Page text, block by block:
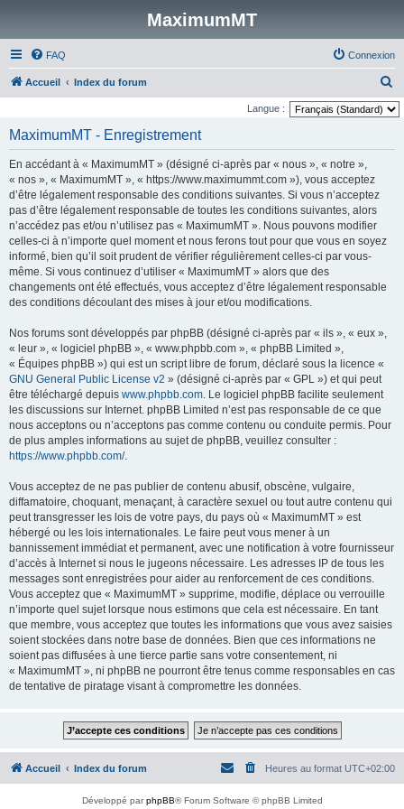
MaximumMT
FAQ Connexion
Accueil Index du forum
e
Langue :
MaximumMT - Enregistrement
En accédant à « MaximumMT » (désigné ci-après par « nous », « notre »,
« nos », « MaximumMT », « https://www.maximummt.com »), vous acceptez
d’être légalement responsable des conditions suivantes. Si vous n’acceptez
pas d’être légalement responsable de toutes les conditions suivantes, alors
n’accédez pas et/ou n’utilisez pas « MaximumMT ». Nous pouvons modifier
celles-ci à n’importe quel moment et nous ferons tout pour que vous en soyez
informé, bien qu’il soit prudent de vérifier régulièrement celles-ci par vous-
même. Si vous continuez d’utiliser « MaximumMT » alors que des
changements ont été effectués, vous acceptez d’être légalement responsable
des conditions découlant des mises à jour et/ou modifications.
Nos forums sont développés par phpBB (désigné ci-après par « ils », « eux »,
« leur », « logiciel phpBB », « www.phpbb.com », « phpBB Limited »,
« Équipes phpBB ») qui est un script libre de forum, déclaré sous la licence «
GNU General Public License v2 » (désigné ci-après par « GPL ») et qui peut
être téléchargé depuis www.phpbb.com. Le logiciel phpBB facilite seulement
les discussions sur Internet. phpBB Limited n’est pas responsable de ce que
nous acceptons ou n’acceptons pas comme contenu ou conduite permis. Pour
de plus amples informations au sujet de phpBB, veuillez consulter :
https://www.phpbb.com/.
Vous acceptez de ne pas publier de contenu abusif, obscène, vulgaire,
diffamatoire, choquant, menaçant, à caractère sexuel ou tout autre contenu qui
peut transgresser les lois de votre pays, du pays où « MaximumMT » est
hébergé ou les lois internationales. Le faire peut vous mener à un
bannissement immédiat et permanent, avec une notification à votre fournisseur
d’accès à Internet si nous le jugeons nécessaire. Les adresses IP de tous les
messages sont enregistrées pour aider au renforcement de ces conditions.
Vous acceptez que « MaximumMT » supprime, modifie, déplace ou verrouille
n’importe quel sujet lorsque nous estimons que cela est nécessaire. En tant
que membre, vous acceptez que toutes les informations que vous avez saisies
soient stockées dans notre base de données. Bien que ces informations ne
soient pas diffusées à une tierce partie sans votre consentement, ni
« MaximumMT », ni phpBB ne pourront être tenus comme responsables en cas
de tentative de piratage visant à compromettre les données.
Accueil Index du forum Heures au format UTC+02:00
Développé parphpBB® Forum Software © phpBB Limited